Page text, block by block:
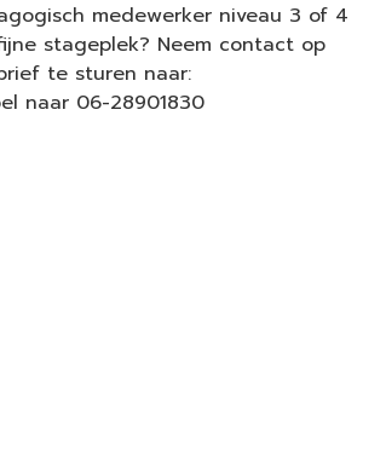
medewerker niveau 3 of 4
stageplek? Neem contact op
te sturen naar:
naar 06-28901830